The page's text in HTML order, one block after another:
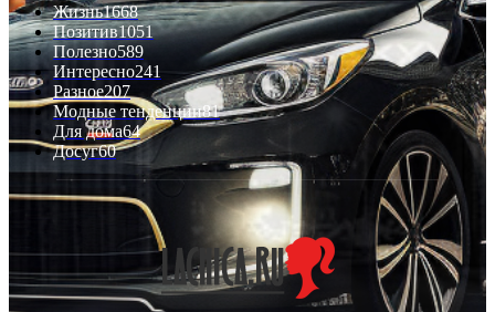
Жизнь1668
Позитив1051
Полезно589
Интересно241
Разное207
Модные тенденции81
Для дома64
Досуг60